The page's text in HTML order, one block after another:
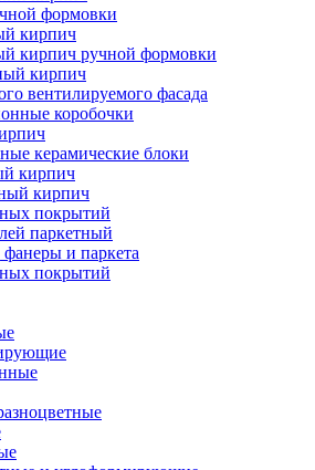
формовки
кирпич
кирпич ручной формовки
кирпич
вентилируемого фасада
коробочки
керамические блоки
кирпич
кирпич
покрытий
паркетный
и паркета
покрытий